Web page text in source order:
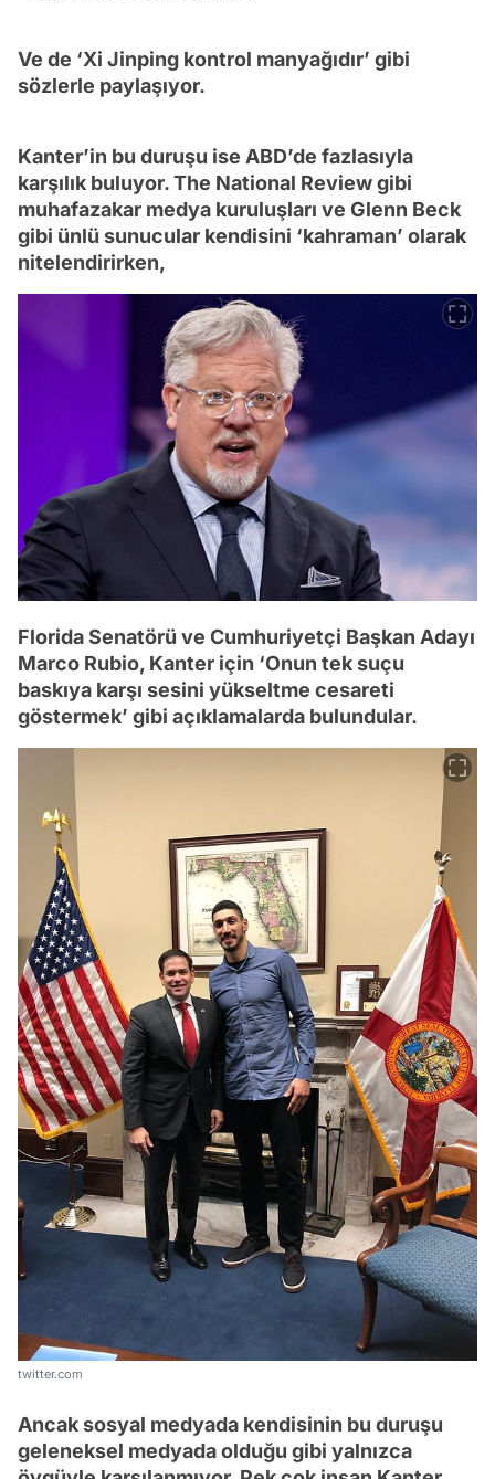
Ve de ‘Xi Jinping kontrol manyağıdır’ gibi
sözlerle paylaşıyor.
Kanter’in bu duruşu ise ABD’de fazlasıyla
karşılık buluyor. The National Review gibi
muhafazakar medya kuruluşları ve Glenn Beck
gibi ünlü sunucular kendisini ‘kahraman’ olarak
nitelendirirken,
Florida Senatörü ve Cumhuriyetçi Başkan Adayı
Marco Rubio, Kanter için ‘Onun tek suçu
baskıya karşı sesini yükseltme cesareti
göstermek’ gibi açıklamalarda bulundular.
twitter.com
Ancak sosyal medyada kendisinin bu duruşu
geleneksel medyada olduğu gibi yalnızca